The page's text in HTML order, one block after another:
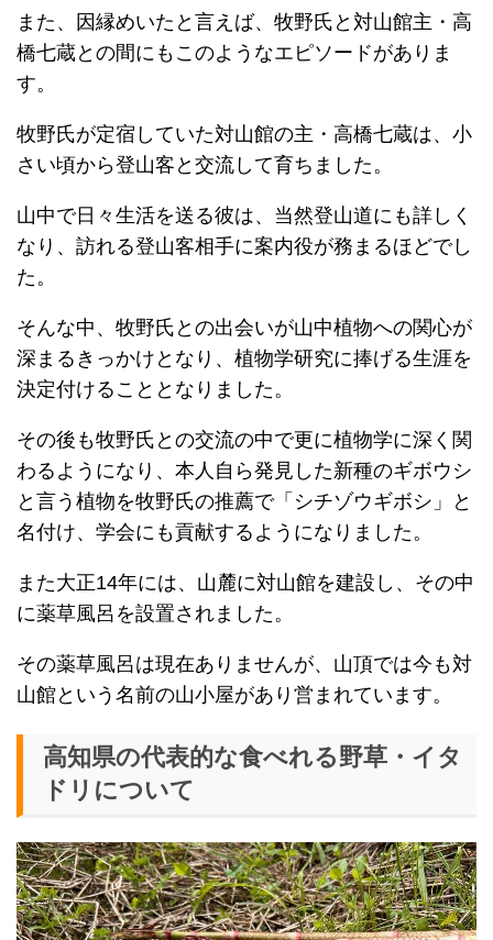
また、因縁めいたと言えば、牧野氏と対山館主・高
橋七蔵との間にもこのようなエピソードがありま
す。
牧野氏が定宿していた対山館の主・高橋七蔵は、小
さい頃から登山客と交流して育ちました。
山中で日々生活を送る彼は、当然登山道にも詳しく
なり、訪れる登山客相手に案内役が務まるほどでし
た。
そんな中、牧野氏との出会いが山中植物への関心が
深まるきっかけとなり、植物学研究に捧げる生涯を
決定付けることとなりました。
その後も牧野氏との交流の中で更に植物学に深く関
わるようになり、本人自ら発見した新種のギボウシ
と言う植物を牧野氏の推薦で「シチゾウギボシ」と
名付け、学会にも貢献するようになりました。
また大正14年には、山麓に対山館を建設し、その中
に薬草風呂を設置されました。
その薬草風呂は現在ありませんが、山頂では今も対
山館という名前の山小屋があり営まれています。
高知県の代表的な食べれる野草・イタ
ドリについて